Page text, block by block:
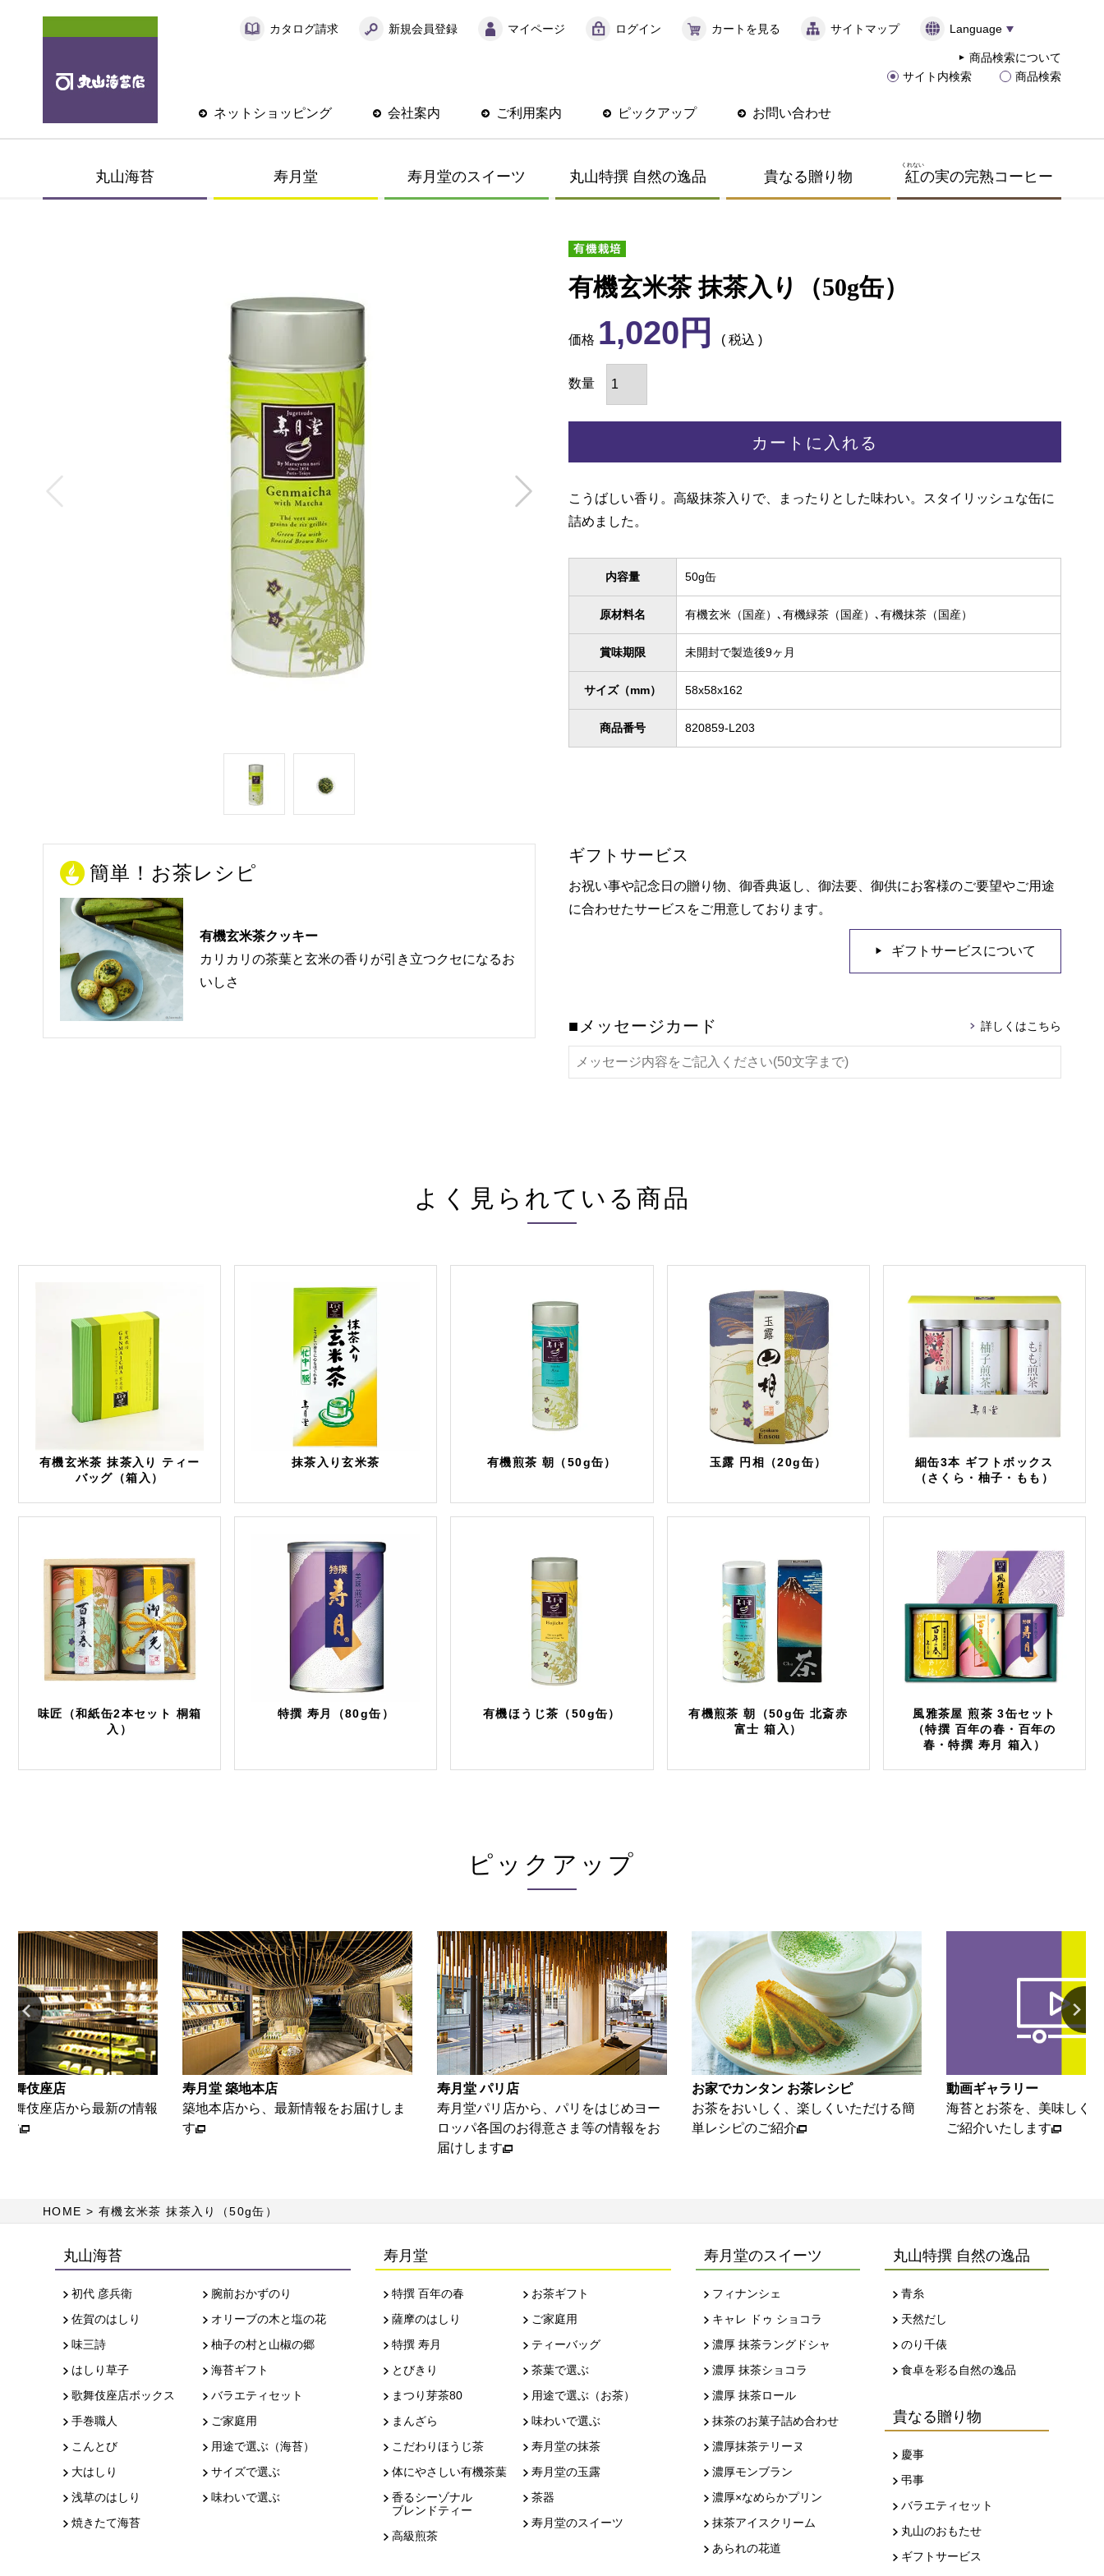
カタログ請求 新規会員登録 マイページ ログイン カートを見る サイトマップ Language
ネットショッピング 会社案内 ご利用案内 ピックアップ お問い合わせ
商品検索について
サイト内検索
商品検索
丸山海苔 寿月堂 寿月堂のスイーツ 丸山特撰 自然の逸品 貴なる贈り物 紅
くれない
の実の完熟コーヒー
有機玄米茶 抹茶入り（50g缶）
価格 1,020 税込
カートに入れる
こうばしい香り。高級抹茶入りで、まったりとした味わい。スタイリッシュな缶に
詰めました。
内容量 50g缶
原材料名 有機玄米（国産）､有機緑茶（国産）､有機抹茶（国産）
賞味期限 未開封で製造後9ヶ月
サイズ（mm） 58x58x162
商品番号 820859-L203
簡単！お茶レシピ
有機玄米茶クッキー
カリカリの茶葉と玄米の香りが引き立つクセになるお
いしさ
ギフトサービス
お祝い事や記念日の贈り物、御香典返し、御法要、御供にお客様のご要望やご用途
に合わせたサービスをご用意しております。
ギフトサービスについて
■メッセージカード
よく見られている商品
有機玄米茶 抹茶入り ティー
バッグ（箱入）
抹茶入り玄米茶 有機煎茶 朝（50g缶） 玉露 円相（20g缶）
細缶3本 ギフトボックス
（さくら・柚子・もも）
味匠（和紙缶2本セット 桐箱
入）
特撰 寿月（80g缶） 有機ほうじ茶（50g缶）
有機煎茶 朝（50g缶 北斎赤
富士 箱入）
風雅茶屋 煎茶 3缶セット
（特撰 百年の春・百年の
春・特撰 寿月 箱入）
ピックアップ
舞伎座店
舞伎座店から最新の情報
す
寿月堂 築地本店
築地本店から、最新情報をお届けしま
す
寿月堂 パリ店
寿月堂パリ店から、パリをはじめヨー
ロッパ各国のお得意さま等の情報をお
届けします
お家でカンタン お茶レシピ
お茶をおいしく、楽しくいただける簡
単レシピのご紹介
動画ギャラリー
海苔とお茶を、美味しく
ご紹介いたします
HOME 有機玄米茶 抹茶入り（50g缶）
丸山海苔
初代 彦兵衛
佐賀のはしり
味三詩
はしり草子
歌舞伎座店ボックス
手巻職人
こんとび
大はしり
浅草のはしり
焼きたて海苔
腕前おかずのり
オリーブの木と塩の花
柚子の村と山椒の郷
海苔ギフト
バラエティセット
ご家庭用
用途で選ぶ（海苔）
サイズで選ぶ
味わいで選ぶ
寿月堂
特撰 百年の春
薩摩のはしり
特撰 寿月
とびきり
まつり芽茶80
まんざら
こだわりほうじ茶
体にやさしい有機茶葉
香るシーゾナル
ブレンドティー
高級煎茶
お茶ギフト
ご家庭用
ティーバッグ
茶葉で選ぶ
用途で選ぶ（お茶）
味わいで選ぶ
寿月堂の抹茶
寿月堂の玉露
茶器
寿月堂のスイーツ
寿月堂のスイーツ
フィナンシェ
キャレ ドゥ ショコラ
濃厚 抹茶ラングドシャ
濃厚 抹茶ショコラ
濃厚 抹茶ロール
抹茶のお菓子詰め合わせ
濃厚抹茶テリーヌ
濃厚モンブラン
濃厚×なめらかプリン
抹茶アイスクリーム
あられの花道
丸山特撰 自然の逸品
青糸
天然だし
のり千俵
食卓を彩る自然の逸品
貴なる贈り物
慶事
弔事
バラエティセット
丸山のおもたせ
ギフトサービス